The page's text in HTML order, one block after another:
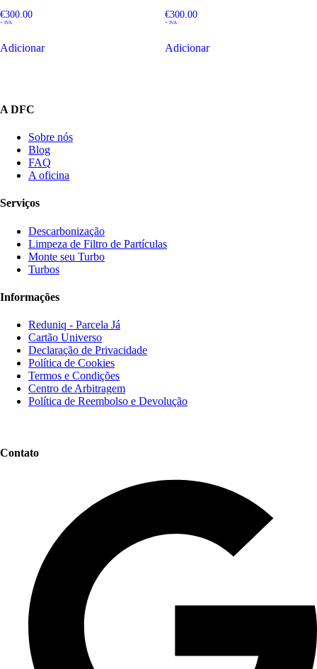
€300.00
+ IVA
Adicionar
€300.00
+ IVA
Adicionar
A DFC
Sobre nós
Blog
FAQ
A oficina
Serviços
Descarbonização
Limpeza de Filtro de Partículas
Monte seu Turbo
Turbos
Informações
Reduniq - Parcela Já
Cartão Universo
Declaração de Privacidade
Política de Cookies
Termos e Condições
Centro de Arbitragem
Política de Reembolso e Devolução
Contato